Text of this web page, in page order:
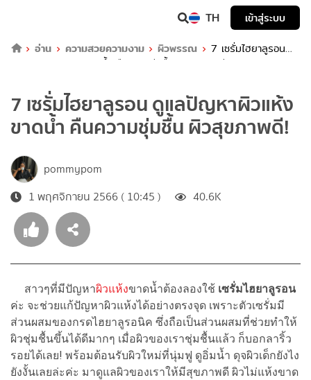
TH
เข้าสู่ระบบ
อ่าน
ความสวยความงาม ผิวพรรณ
7 เซรั่มไฮยาลูรอน
ดูแลปัญหาผิวแห้งขาดน้ำ คืนความชุ่มชื้น ผิวสุขภาพดี!
7 เซรั่มไฮยาลูรอน ดูแลปัญหาผิวแห้ง
ขาดน้ำ คืนความชุ่มชื้น ผิวสุขภาพดี!
pommypom
1 พฤศจิกายน 2566 ( 10:45 )
40.6K
สาวๆที่มีปัญหาผิวแห้งขาดน้ำต้องลองใช้ เซรั่มไฮยาลูรอน
ค่ะ จะช่วยแก้ปัญหาผิวแห้งได้อย่างตรงจุด เพราะตัวเซรั่มมี
ส่วนผสมของกรดไฮยาลูรอนิค ซึ่งถือเป็นส่วนผสมที่ช่วยทำให้
ผิวชุ่มชื้นขึ้นได้ดีมากๆ เมื่อผิวของเราชุ่มชื้นแล้ว ก็บอกลาริ้ว
รอยได้เลย! พร้อมต้อนรับผิวใหม่ที่นุ่มฟู ดูอิ่มน้ำ ดุจผิวเด็กยังไง
ยังงั้นเลยล่ะค่ะ มาดูแลผิวของเราให้มีสุขภาพดี ผิวไม่แห้งขาด